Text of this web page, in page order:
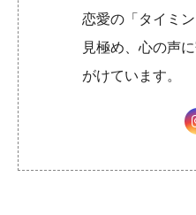
恋愛の「タイミ
見極め、心の声
がけています。